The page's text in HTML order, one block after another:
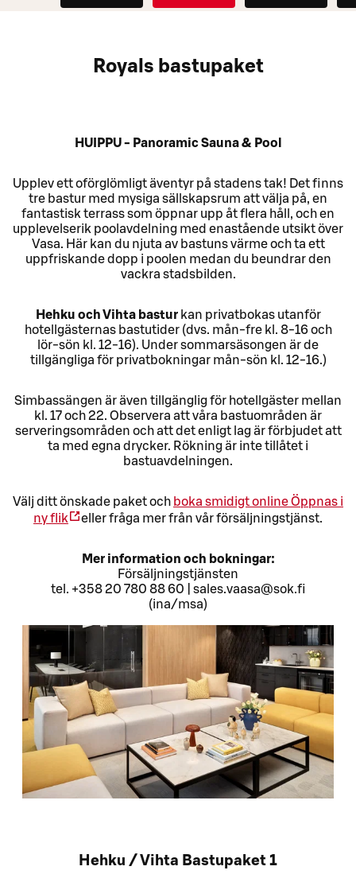
Royals bastupaket
HUIPPU - Panoramic Sauna & Pool
Upplev ett oförglömligt äventyr på stadens tak! Det finns
tre bastur med mysiga sällskapsrum att välja på, en
fantastisk terrass som öppnar upp åt flera håll, och en
upplevelserik poolavdelning med enastående utsikt över
Vasa. Här kan du njuta av bastuns värme och ta ett
uppfriskande dopp i poolen medan du beundrar den
vackra stadsbilden.
Hehku och Vihta bastur kan privatbokas utanför
hotellgästernas bastutider (dvs. mån-fre kl. 8-16 och
lör-sön kl. 12-16). Under sommarsäsongen är de
tillgängliga för privatbokningar mån-sön kl. 12-16.)
Simbassängen är även tillgänglig för hotellgäster mellan
kl. 17 och 22. Observera att våra bastuområden är
serveringsområden och att det enligt lag är förbjudet att
ta med egna drycker. Rökning är inte tillåtet i
bastuavdelningen.
Välj ditt önskade paket och boka smidigt onlineÖppnas i
ny flik
eller fråga mer från vår försäljningstjänst.
Mer information och bokningar:
Försäljningstjänsten
tel. +358 20 780 88 60 | sales.vaasa@sok.fi
(ina/msa)
Hehku / Vihta Bastupaket 1